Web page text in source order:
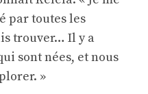
par toutes les
trouver… Il y a
sont nées, et nous
»